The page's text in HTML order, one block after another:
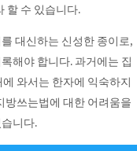
할 수 있습니다.
대신하는 신성한 종이로,
해야 합니다. 과거에는 집
와서는 한자에 익숙하지
방쓰는법에 대한 어려움을
니다.